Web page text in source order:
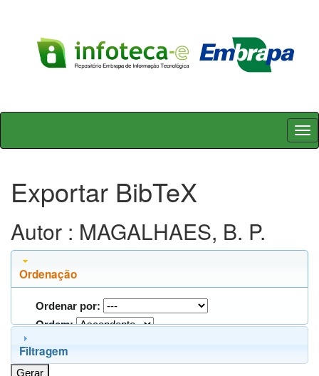
Skip
Exportar BibTeX
Autor : MAGALHAES, B. P.
Ordenação
Ordenar por:
Ordem:
Filtragem